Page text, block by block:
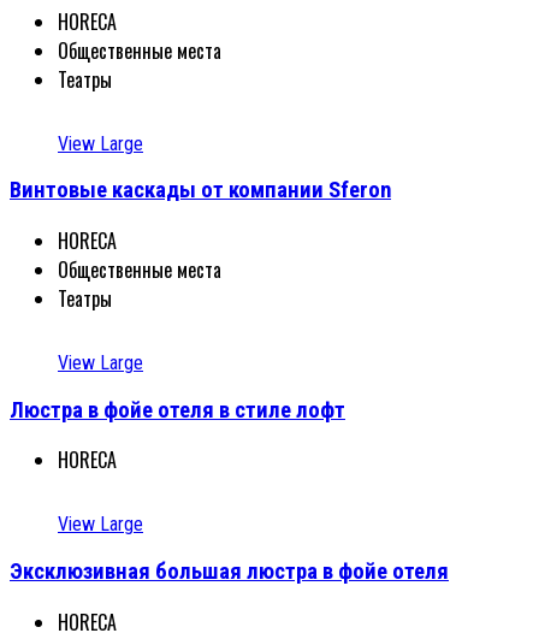
HORECA
Общественные места
Театры
View Large
Винтовые каскады от компании Sferon
HORECA
Общественные места
Театры
View Large
Люстра в фойе отеля в стиле лофт
HORECA
View Large
Эксклюзивная большая люстра в фойе отеля
HORECA